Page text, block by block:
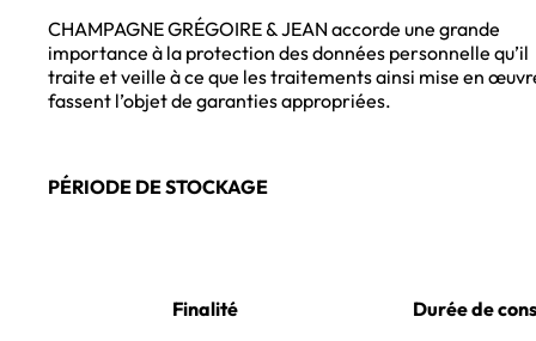
CHAMPAGNE GRÉGOIRE & JEAN accorde une grande
importance à la protection des données personnelle qu’il
traite et veille à ce que les traitements ainsi mise en
fassent l’objet de garanties appropriées.
PÉRIODE DE STOCKAGE
Finalité Durée de